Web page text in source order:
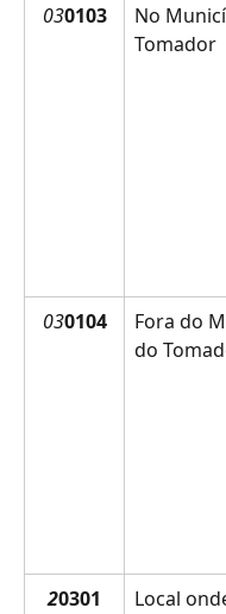
030103
No
Tomador
030104
Fora do
do
20301
Local